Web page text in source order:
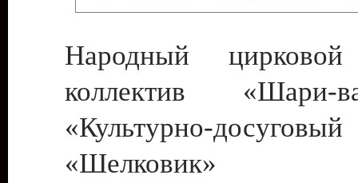
Народный цирковой
коллектив
«Культурно-
«Шелковик»